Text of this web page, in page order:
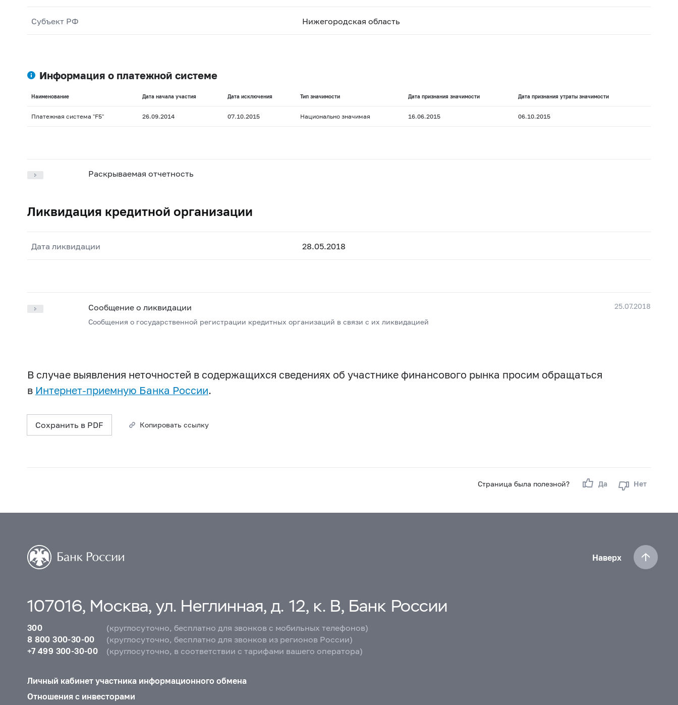
Субъект РФ Нижегородская область
Информация о платежной системе
Наименование Дата начала участия Дата исключения Тип значимости Дата признания значимости Дата признания утраты значимости
Платежная система "F5" 26.09.2014 07.10.2015 Национально значимая 16.06.2015 06.10.2015
Раскрываемая отчетность
Ликвидация кредитной организации
Дата ликвидации 28.05.2018
25.07.2018
Сообщение о ликвидации
Сообщения о государственной регистрации кредитных организаций в связи с их ликвидацией
В случае выявления неточностей в содержащихся сведениях об участнике финансового рынка просим обращаться
в Интернет-приемную Банка России.
Сохранить в PDF Копировать ссылку
Страница была полезной? Да Нет
Наверх
107016, Москва, ул. Неглинная, д. 12, к. В, Банк России
300
(круглосуточно, бесплатно для звонков с мобильных телефонов)
8 800 300-30-00
(круглосуточно, бесплатно для звонков из регионов России)
+7 499 300-30-00
(круглосуточно, в соответствии с тарифами вашего оператора)
Личный кабинет участника информационного обмена
Отношения с инвесторами